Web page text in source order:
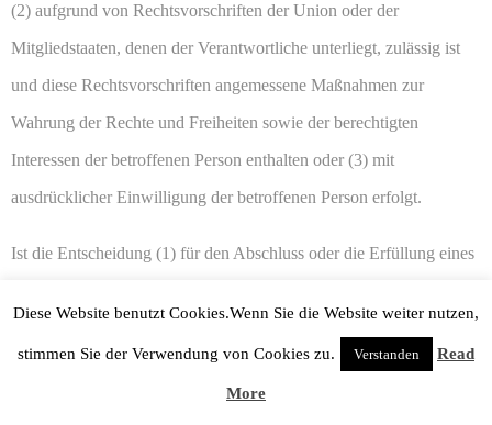
(2) aufgrund von Rechtsvorschriften der Union oder der
Mitgliedstaaten, denen der Verantwortliche unterliegt, zulässig ist
und diese Rechtsvorschriften angemessene Maßnahmen zur
Wahrung der Rechte und Freiheiten sowie der berechtigten
Interessen der betroffenen Person enthalten oder (3) mit
ausdrücklicher Einwilligung der betroffenen Person erfolgt.
Ist die Entscheidung (1) für den Abschluss oder die Erfüllung eines
ausdrücklicher Einwilligung der betroffenen Person, trifft die
Diese Website benutzt Cookies.Wenn Sie die Website weiter nutzen,
stimmen Sie der Verwendung von Cookies zu. Verstanden Read
More